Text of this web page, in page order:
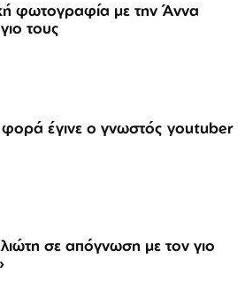
φωτογραφία με την Άννα
τους
έγινε ο γνωστός youtuber
σε απόγνωση με τον γιο